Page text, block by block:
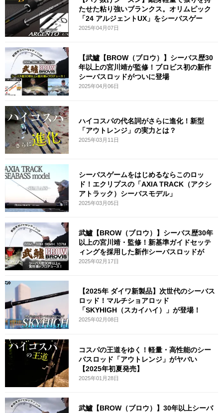
たせた粘り強いブランクス。オリムピック
「24 アルジェントUX」をシーバスゲー
2025年04月07日
【武鱸【BROW（ブロウ）】シーバス歴30
年以上の宮川靖が監修！ブロビス初の新作
シーバスロッドがついに登場
2025年04月06日
ハイコスパの代名詞がさらに進化！新型
「アウトレンジ」の実力とは？
2025年03月11日
シーバスゲームをはじめるならこのロッ
ド！エクリプスの「AXIA TRACK（アクシ
アトラック）シーバスモデル」
2025年03月05日
武鱸【BROW（ブロウ）】シーバス歴30年
以上の宮川靖・監修！新基準ガイドセッテ
ィングを採用した新作シーバスロッドが
2025年02月17日
【2025年 ダイワ新製品】次世代のシーバス
ロッド！マルチショアロッド
「SKYHIGH（スカイハイ）」が登場！
2025年02月08日
コスパの王道をゆく！軽量・高性能のシー
バスロッド「アウトレンジ」がヤバい
【2025年初夏発売】
2025年01月28日
武鱸【BROW（ブロウ）】30年以上シーバ